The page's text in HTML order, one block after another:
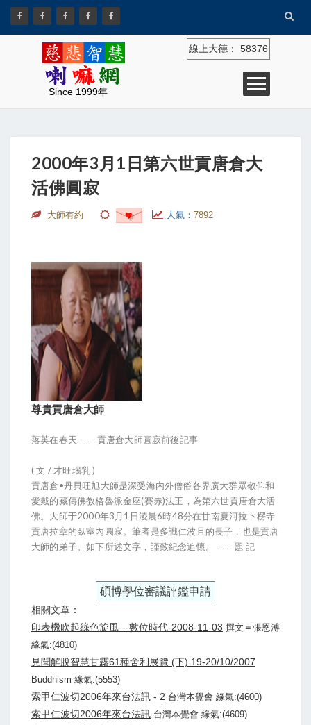
Since 1999年
線上大德： 58376
2000年3月1日第六世貢唐倉大
活佛圓寂
大師有約 人氣： 7892
尊貴貢唐倉大師
落英在春天 —— 貢唐倉大師圓寂前後記事
( 文 / 才旺瑙乳 )
貢唐倉•丹貝旺旭大師是深受海內外僧俗各界廣大群眾敬仰和
愛戴的藏傳佛教格魯派金座(賽赤)法王，為第六世貢唐倉大活
佛。大師于2000年3月1日淩晨6時48分在甘南夏河拉卜楞寺
貢唐拉章的臥室內圓寂。筆者是多識仁波且的長子，也是貢唐
大師的弟子。如下所述文字，謹致紀念追懷。 —— 題 記
碩博學位審議評鑑申請
相關文章：
印表機吹起綠色旋風---數位時代-2008-11-03 撰文＝張恩溥
緣氣:(4810)
見聞解脫智慧甘露61種舍利展覽 (下) 19-20/10/2007
Buddhism 緣氣:(5553)
索甲仁波切2006年來台法訊 - 2 台灣本覺會 緣氣:(4600)
索甲仁波切2006年來台法訊 台灣本覺會 緣氣:(4609)